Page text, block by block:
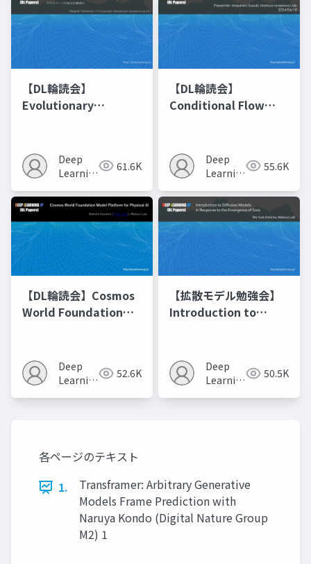
【DL輪読会】
Evolutionary
Recipes モデルマージ
の進化的最適化
Deep
Learning
61.6K
【DL輪読会】
Conditional Flow
Deep
Learning
55.6K
【DL輪読会】Cosmos
World Foundation
Deep
Learning
52.6K
【拡散モデル勉強会】
Introduction to
Deep
Learning
50.5K
各ページのテキスト
1.
Transframer: Arbitrary Generative
Models Frame Prediction with
Naruya Kondo (Digital Nature Group
M2) 1